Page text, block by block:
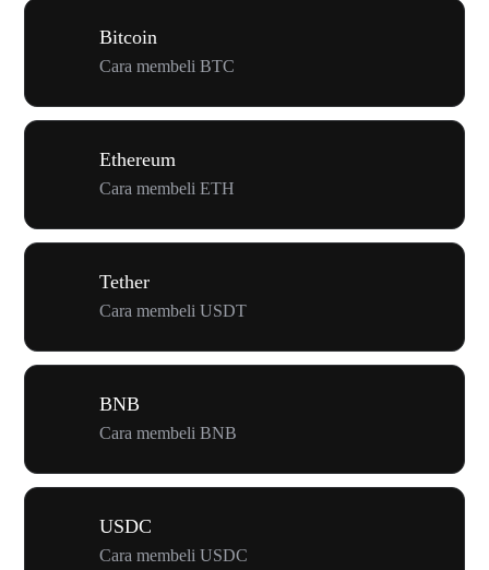
Bitcoin
Cara membeli BTC
Ethereum
Cara membeli ETH
Tether
Cara membeli USDT
BNB
Cara membeli BNB
USDC
Cara membeli USDC